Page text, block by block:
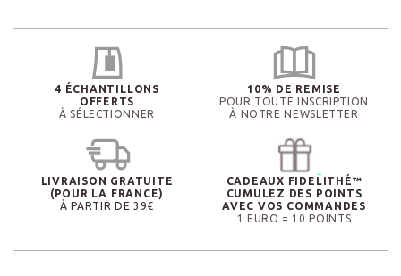
4 ÉCHANTILLONS
OFFERTS
À SÉLECTIONNER
10% DE REMISE
POUR TOUTE INSCRIPTION
À NOTRE NEWSLETTER
LIVRAISON GRATUITE
(POUR LA FRANCE)
À PARTIR DE 39€
CADEAUX FIDELITHÉ™
CUMULEZ DES POINTS
AVEC VOS COMMANDES
1 EURO = 10 POINTS